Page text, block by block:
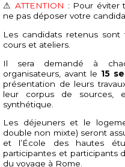
⚠ ATTENTION : Pour éviter
ne pas déposer votre
Les candidats retenus sont
cours et ateliers.
Il sera demandé à
organisateurs, avant le 15
présentation de leurs
leur corpus de sources,
synthétique.
Les déjeuners et le
double non mixte) seront
et l’École des hautes
participantes et participants
du voyage à Rome.